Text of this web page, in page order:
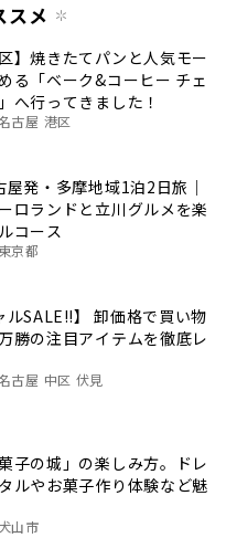
スメ
】焼きたてパンと人気モー
る「ベーク&コーヒー チェ
へ行ってきました！
古屋 港区
屋発・多摩地域1泊2日旅｜
ロランドと立川グルメを楽
コース
東京都
ルSALE‼︎】 卸価格で買い物
勝の注目アイテムを徹底レ
古屋 中区 伏見
子の城」の楽しみ方。ドレ
ルやお菓子作り体験など魅
犬山市